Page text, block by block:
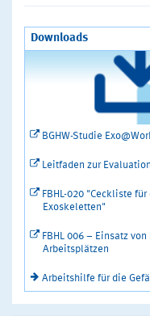
Downloads
BGHW-Studie
Leitfaden zur
FBHL-020 "Ceckliste
Exoskeletten"
FBHL 006 – Einsatz
Arbeitsplätzen
Arbeitshilfe für die